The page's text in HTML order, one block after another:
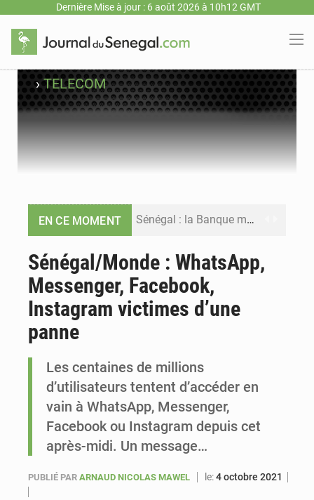
Dernière Mise à jour : 6 août 2026 à 10h12 GMT
›TELECOM
EN CE MOMENT Sénégal : la Banque mondiale annonce un financement de 340 milliards FCFA pour soutenir les priorités de la Vision Sénégal 2050
Sénégal/Monde : WhatsApp,
Messenger, Facebook,
Instagram victimes d’une
panne
Les centaines de millions
d’utilisateurs tentent d’accéder en
vain à WhatsApp, Messenger,
Facebook ou Instagram depuis cet
après-midi. Un message…
PUBLIÉ PAR ARNAUD NICOLAS MAWEL le:4 octobre 2021